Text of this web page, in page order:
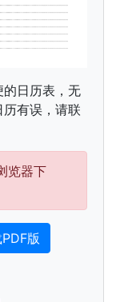
日历表，无
有误，请联
览器下
版